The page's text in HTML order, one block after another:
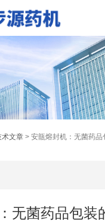
术文章 > 安瓿熔封机：无菌药
无菌药品包装